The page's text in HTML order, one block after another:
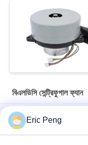
বিএলডিসি সেন্ট্রিফুগাল ফ্যান
গাড়ী ক্লিনার ভ্যাক্কাম 320W
উচ্চ চাপ Cpap মেশিন 28cfm
Eric Peng